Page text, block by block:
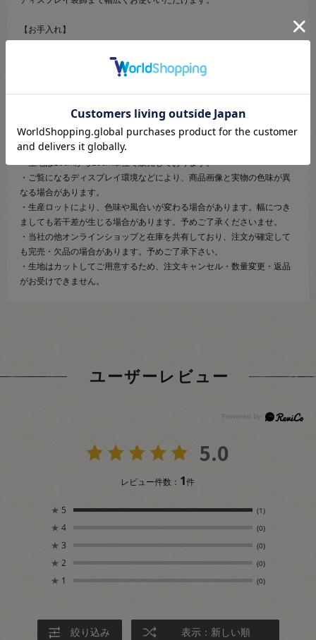
【お手入れ】
漂白禁止、タンブル乾燥禁止
アイロン低温（裏面からあて布を当ててください）
【ご注文前に必ずお読み下さい】
・表示価格は10cmの価格です。
・ご覧になるディスプレイ環境などにより、商品画像と実物の色味が異
なる場合があります。
・生産ロットにより、色味や風合いが変わる場合があります。幅につき
ましても若干差が生じる場合があります。予めご了承くださいませ。
・当社の他オンラインショップと在庫を共有しており、注文が確定して
も完売・欠品の場合があります。予めご了承下さい。
・生地はカットしてご用意するため、注文キャンセル・数量変更・返品
がお受けできません。
ユーザーレビュー
5.0
レビュー件数： 1件
★ 5 (1)
★ 4 (0)
★ 3 (0)
★ 2 (0)
★ 1 (0)
絞り込み 表示：新しい順